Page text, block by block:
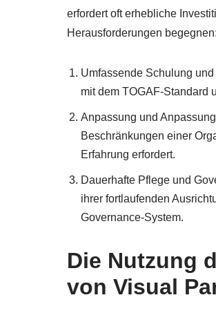
erfordert oft erhebliche
Herausforderungen begegnen:
Umfassende Schulung
mit dem TOGAF-Standard
Anpassung und
Beschränkungen einer
Erfahrung erfordert.
Dauerhafte Pflege und
ihrer fortlaufenden
Governance-System.
Die Nutzung
von Visual